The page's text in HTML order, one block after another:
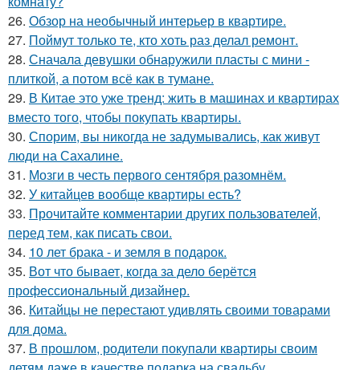
26. Обзор на необычный интерьер в квартире.
27. Поймут только те, кто хоть раз делал ремонт.
28. Сначала девушки обнаружили пласты с мини -
плиткой, а потом всё как в тумане.
29. В Китае это уже тренд: жить в машинах и квартирах
вместо того, чтобы покупать квартиры.
30. Спорим, вы никогда не задумывались, как живут
люди на Сахалине.
31. Мозги в честь первого сентября разомнём.
32. У китайцев вообще квартиры есть?
33. Прочитайте комментарии других пользователей,
перед тем, как писать свои.
34. 10 лет брака - и земля в подарок.
35. Вот что бывает, когда за дело берётся
профессиональный дизайнер.
36. Китайцы не перестают удивлять своими товарами
для дома.
37. В прошлом, родители покупали квартиры своим